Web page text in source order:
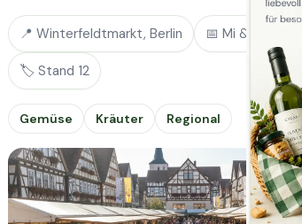
📍 Winterfeldtmarkt, Berlin 📅 Mi & Sa
🏷️ Stand 12
Gemüse Kräuter Regional